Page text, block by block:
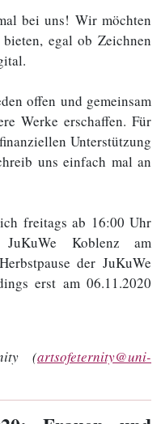
bei uns! Wir möchten
egal ob Zeichnen
offen und gemeinsam
Werke erschaffen. Für
Unterstützung
uns einfach mal an
freitags ab 16:00 Uhr
Koblenz am
der JuKuWe
erst am 06.11.2020
(artsofeternity@uni-